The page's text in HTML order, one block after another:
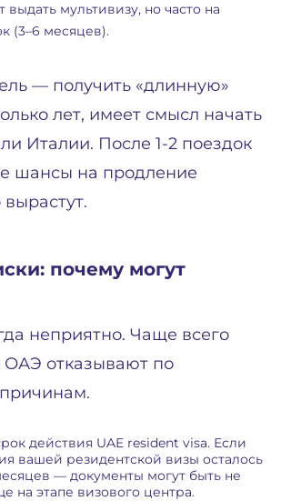
мультивизу, но часто на
(3–6 месяцев).
— получить «длинную»
лет, имеет смысл начать
Италии. После 1-2 поездок
шансы на продление
почему могут
неприятно. Чаще всего
ОАЭ отказывают по
действия UAE resident visa. Если
вашей резидентской визы осталось
— документы могут быть не
на этапе визового центра.